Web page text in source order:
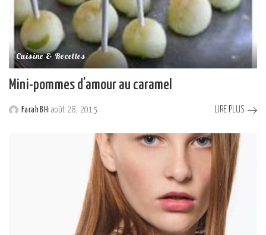
Cuisine & Recettes
Mini-pommes d’amour au caramel
Posted
Farah BH août 28, 2015 LIRE PLUS